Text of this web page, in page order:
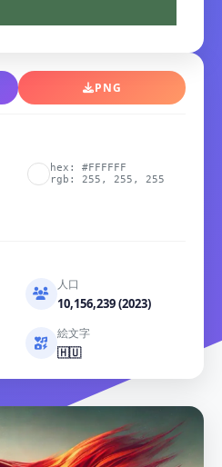
PNG
hex: #FFFFFF
rgb: 255, 255, 255
人口
10,156,239 (2023)
絵文字
🇭🇺